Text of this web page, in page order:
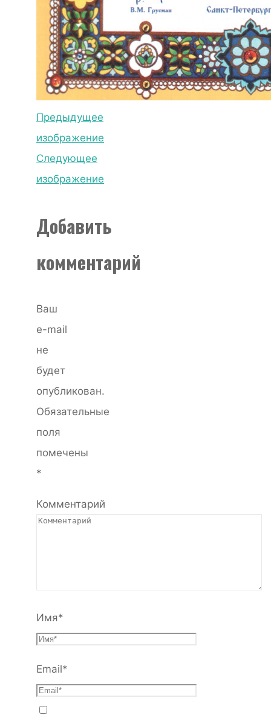
Предыдущее
изображение
Следующее
изображение
Добавить
комментарий
Ваш
e-mail
не
будет
опубликован.
Обязательные
поля
помечены
*
Комментарий
Имя*
Email*